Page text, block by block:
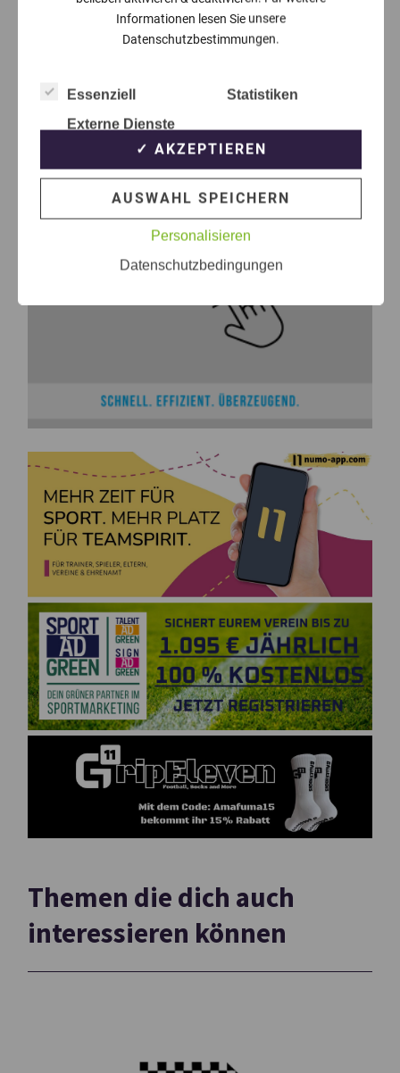
Themen die dich auch
interessieren können
Informationen lesen Sie unsere
Datenschutzbestimmungen.
Essenziell
Statistiken
Externe Dienste
✓ AKZEPTIEREN
AUSWAHL SPEICHERN
Personalisieren
Datenschutzbedingungen